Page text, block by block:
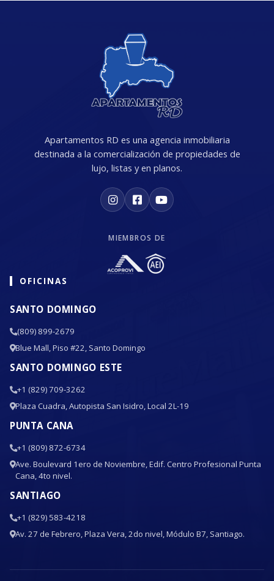
Apartamentos RD es una agencia inmobiliaria
destinada a la comercialización de propiedades de
lujo, listas y en planos.
MIEMBROS DE
OFICINAS
SANTO DOMINGO
(809) 899-2679
Blue Mall, Piso #22, Santo Domingo
SANTO DOMINGO ESTE
+1 (829) 709-3262
Plaza Cuadra, Autopista San Isidro, Local 2L-19
PUNTA CANA
+1 (809) 872-6734
Ave. Boulevard 1ero de Noviembre, Edif. Centro Profesional Punta
Cana, 4to nivel.
SANTIAGO
+1 (829) 583-4218
Av. 27 de Febrero, Plaza Vera, 2do nivel, Módulo B7, Santiago.